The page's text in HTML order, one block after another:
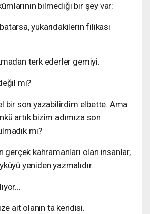
bilmediği bir şey var:
yukarıdakilerin filikası
terk ederler gemiyi.
mi?
bir son yazabilirdim elbette. Ama
artık bizim adımıza son
mı?
gerçek kahramanları olan insanlar,
yeniden yazmalıdır.
ait olanın ta kendisi.